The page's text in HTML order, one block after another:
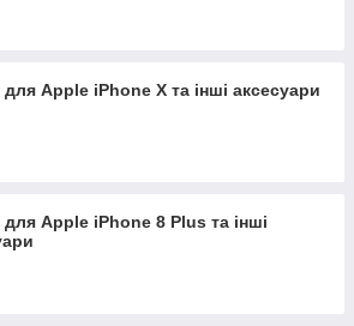
Apple iPhone X та інші аксесуари
Apple iPhone 8 Plus та інші